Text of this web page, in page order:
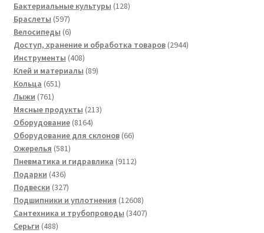
товаров
Бактериальные культуры 128128
Браслеты 597597
товаров
Велосипеды 66
товаров
Доступ, хранение и обработка товаров 29442944
Инструменты 408408
товаров
Клей и материалы 8989
Кольца 651651
Лыжи 761761
товар
Мясные продукты 213213
Оборудование 81648164
товара
Оборудование для склонов 6666
Ожерелья 581581
товар
Пневматика и гидравлика 91129112
Подарки 436436
товаров
Подвески 327327
товаров
Подшипники и уплотнения 1260812608
товаров
Сантехника и трубопроводы 34073407
Серьги 488488